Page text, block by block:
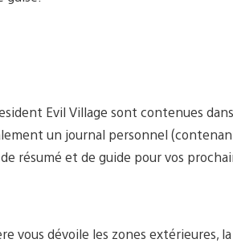
Evil Village sont contenues
un journal personnel
résumé et de guide pour vos
vous dévoile les zones extérieures,